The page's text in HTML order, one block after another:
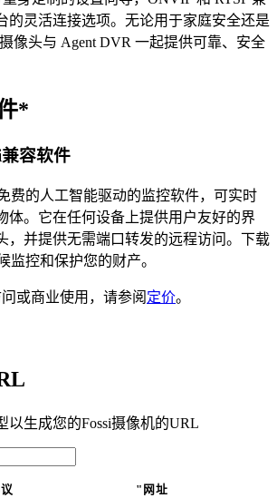
的灵活连接选项。无论用于家庭安全还是
像头与 Agent DVR 一起提供可靠、安全
*
容软件
费的人工智能驱动的监控软件，可实时
体。它在任何设备上提供用户友好的界
，并提供无需端口转发的远程访问。下载
监控和保护您的财产。
或商业使用，请参阅 定价。
以生成您的Fossi摄像机的URL
"网址